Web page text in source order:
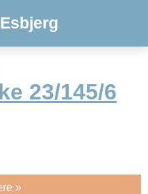
23/145/6
»